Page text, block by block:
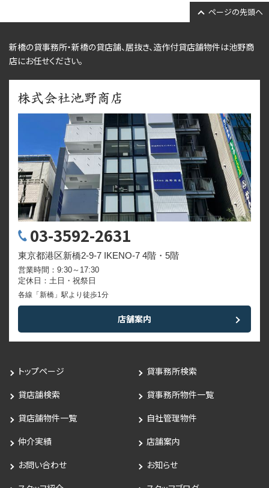
ページの先頭へ
新橋の貸事務所・新橋の貸店舗、居抜き、造作付貸店舗物件は池野商
店にお任せください。
03-3592-2631
東京都港区新橋2-9-7 IKENO-7 4階・5階
営業時間：9:30～17:30
定休日：土日・祝祭日
各線「新橋」駅より徒歩1分
店舗案内
トップページ
貸事務所検索
貸店舗検索
貸事務所物件一覧
貸店舗物件一覧
自社管理物件
仲介実績
店舗案内
お問い合わせ
お知らせ